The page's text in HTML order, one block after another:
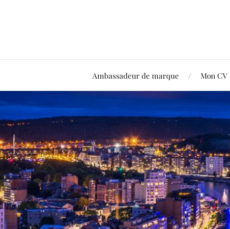
Ambassadeur de marque Mon CV